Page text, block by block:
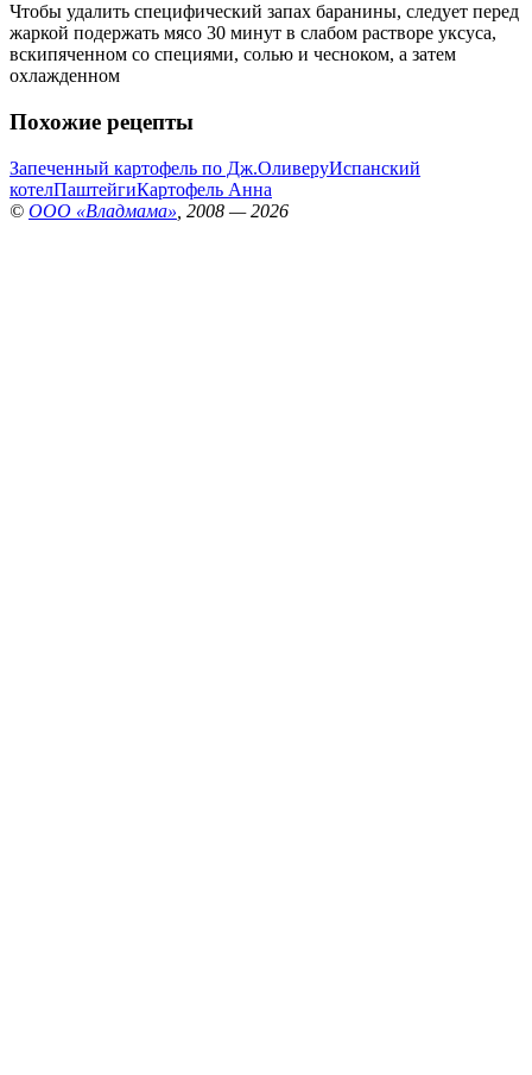
Чтобы удалить специфический запах баранины, следует перед
жаркой подержать мясо 30 минут в слабом растворе уксуса,
вскипяченном со специями, солью и чесноком, а затем
охлажденном
Похожие рецепты
Запеченный картофель по Дж.ОливеруИспанский
котелПаштейгиКартофель Анна
© ООО «Владмама» , 2008 — 2026